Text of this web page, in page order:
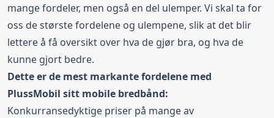
mange fordeler, men også en del ulemper. Vi skal ta for
oss de største fordelene og ulempene, slik at det blir
lettere å få oversikt over hva de gjør bra, og hva de
kunne gjort bedre.
Dette er de mest markante fordelene med
PlussMobil sitt mobile bredbånd:
Konkurransedyktige priser på mange av